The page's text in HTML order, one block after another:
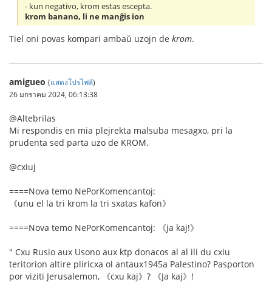
- kun negativo, krom estas escepta.
krom banano, li ne manĝis ion
Tiel oni povas kompari ambaŭ uzojn de krom.
amigueo (แสดงโปรไฟล์)
26 มกราคม 2024, 06:13:38
@Altebrilas
Mi respondis en mia plejrekta malsuba mesagxo, pri la
prudenta sed parta uzo de KROM.
@cxiuj
====Nova temo NePorKomencantoj:
《unu el la tri krom la tri sxatas kafon》
====Nova temo NePorKomencantoj: 《ja kaj!》
" Cxu Rusio aux Usono aux ktp donacos al al ili du cxiu
teritorion altire pliricxa ol antaux1945a Palestino? Pasporton
por viziti Jerusalemon, 《cxu kaj》? 《Ja kaj》!